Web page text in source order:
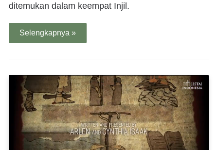
ditemukan dalam keempat Injil.
Selengkapnya »